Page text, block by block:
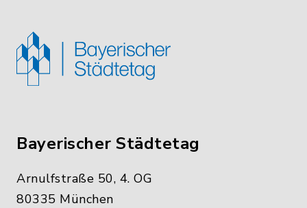
Bayerischer Städtetag
Arnulfstraße 50, 4. OG
80335 München